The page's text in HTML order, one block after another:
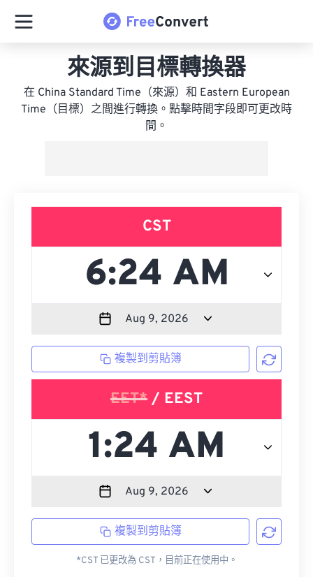
來源到目標轉換器
在 China Standard Time（來源）和 Eastern European
Time（目標）之間進行轉換。點擊時間字段即可更改時
間。
CST
複製到剪貼簿
EET* / EEST
複製到剪貼簿
*CST 已更改為 CST，目前正在使用中。